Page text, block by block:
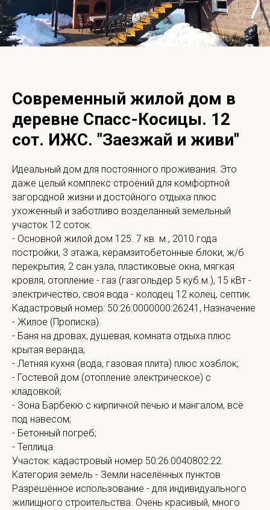
Современный жилой дом в
деревне Спасс-Косицы. 12
сот. ИЖС. "Заезжай и живи"
Идеальный дом для постоянного проживания. Это
даже целый комплекс строений для комфортной
загородной жизни и достойного отдыха плюс
ухоженный и заботливо возделанный земельный
участок 12 соток.
- Основной жилой дом 125. 7 кв. м., 2010 года
постройки, 3 этажа, керамзитобетонные блоки, ж/б
перекрытия, 2 сан.узла, пластиковые окна, мягкая
кровля, отопление - газ (газгольдер 5 куб.м.), 15 кВт -
электричество, своя вода - колодец 12 колец, септик.
Кадастровый номер: 50:26:0000000:26241, Назначение
- Жилое (Прописка).
- Баня на дровах, душевая, комната отдыха плюс
крытая веранда;
- Летняя кухня (вода, газовая плита) плюс хозблок;
- Гостевой дом (отопление электрическое) с
кладовкой;
- Зона Барбекю с кирпичной печью и мангалом, всё
под навесом;
- Бетонный погреб;
- Теплица.
Участок: кадастровый номер 50:26:0040802:22.
Категория земель - Земли населённых пунктов
Разрешённое использование - для индивидуального
жилищного строительства. Очень красивый, много